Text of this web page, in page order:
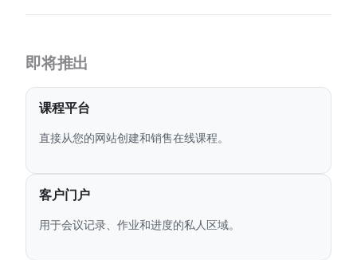
即将推出
课程平台
直接从您的网站创建和销售在线课程。
客户门户
用于会议记录、作业和进度的私人区域。